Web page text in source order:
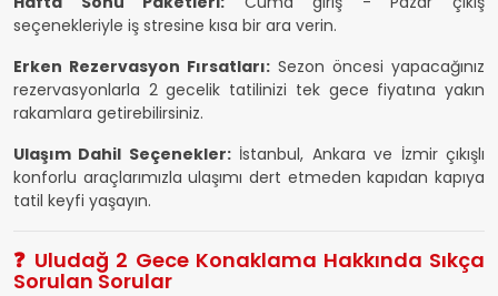
seçenekleriyle iş stresine kısa bir ara verin.
Erken Rezervasyon Fırsatları: Sezon öncesi yapacağınız
rezervasyonlarla 2 gecelik tatilinizi tek gece fiyatına yakın
rakamlara getirebilirsiniz.
Ulaşım Dahil Seçenekler:İstanbul, Ankara ve İzmir çıkışlı
konforlu araçlarımızla ulaşımı dert etmeden kapıdan kapıya
tatil keyfi yaşayın.
❓ Uludağ 2 Gece Konaklama Hakkında Sıkça
Sorulan Sorular